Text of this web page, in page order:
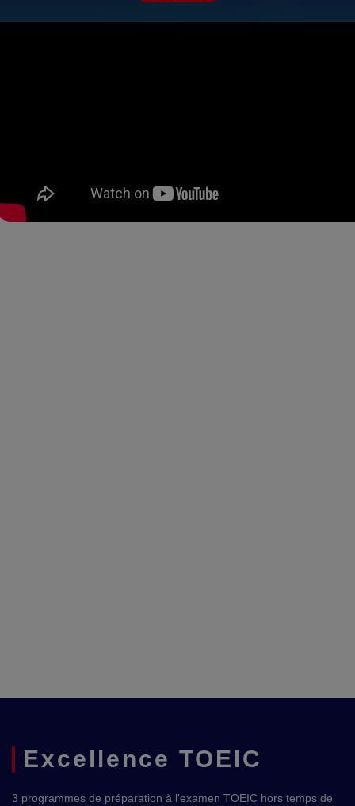
Excellence TOEIC
3 programmes de préparation à l'examen TOEIC hors temps de